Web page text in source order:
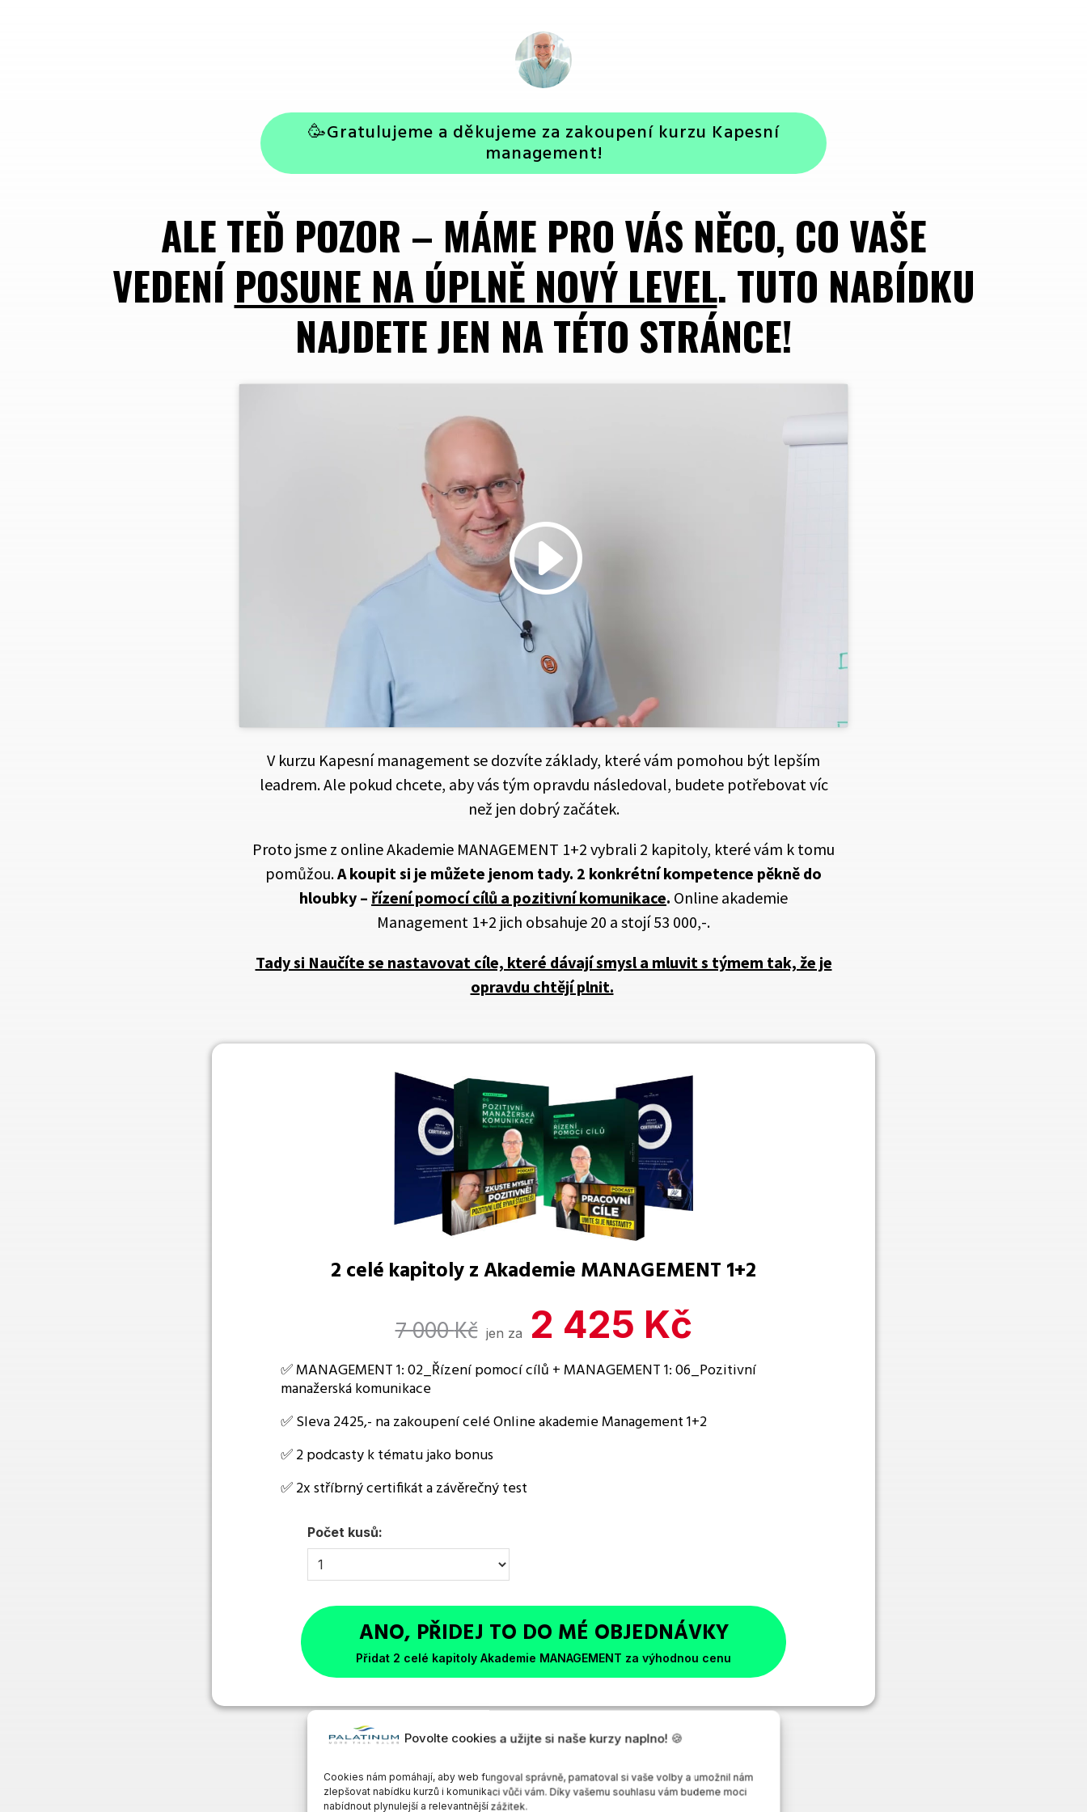
Povolte cookies a užijte si naše kurzy naplno! 🍪
Cookies nám pomáhají, aby web fungoval správně, pamatoval si vaše volby a umožnil nám
zlepšovat nabídku kurzů i komunikaci vůči vám. Díky vašemu souhlasu vám budeme moci
nabídnout plynulejší a relevantnější zážitek.
🥳Gratulujeme a děkujeme za zakoupení kurzu Kapesní
management!
ALE TEĎ POZOR – MÁME PRO VÁS NĚCO, CO VAŠE
VEDENÍ POSUNE NA ÚPLNĚ NOVÝ LEVEL. TUTO NABÍDKU
NAJDETE JEN NA TÉTO STRÁNCE!
Click to accept marketing cookies and
enable this content
V kurzu Kapesní management se dozvíte základy, které vám pomohou být lepším
leadrem. Ale pokud chcete, aby vás tým opravdu následoval, budete potřebovat víc
než jen dobrý začátek.
Proto jsme z online Akademie MANAGEMENT 1+2 vybrali 2 kapitoly, které vám k tomu
pomůžou.A koupit si je můžete jenom tady. 2 konkrétní kompetence pěkně do
hloubky – řízení pomocí cílů a pozitivní komunikace. Online akademie
Management 1+2 jich obsahuje 20 a stojí 53 000,-.
Tady si Naučíte se nastavovat cíle, které dávají smysl a mluvit s týmem tak, že je
opravdu chtějí plnit.
2 celé kapitoly z Akademie MANAGEMENT 1+2
7 000Kč jen za 2 425 Kč
✅ MANAGEMENT 1: 02_Řízení pomocí cílů + MANAGEMENT 1: 06_Pozitivní
manažerská komunikace
✅ Sleva 2425,- na zakoupení celé Online akademie Management 1+2
✅ 2 podcasty k tématu jako bonus
✅ 2x stříbrný certifikát a závěrečný test
Počet kusů:
ANO, PŘIDEJ TO DO MÉ OBJEDNÁVKY
Přidat 2 celé kapitoly Akademie MANAGEMENT za výhodnou cenu
Vaše platba je 100% bezpečná.